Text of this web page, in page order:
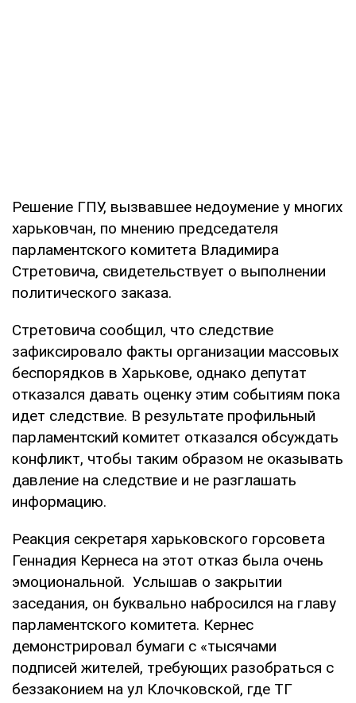
Решение ГПУ, вызвавшее недоумение у многих
харьковчан, по мнению председателя
парламентского комитета Владимира
Стретовича, свидетельствует о выполнении
политического заказа.
Стретовича сообщил, что следствие
зафиксировало факты организации массовых
беспорядков в Харькове, однако депутат
отказался давать оценку этим событиям пока
идет следствие. В результате профильный
парламентский комитет отказался обсуждать
конфликт, чтобы таким образом не оказывать
давление на следствие и не разглашать
информацию.
Реакция секретаря харьковского горсовета
Геннадия Кернеса на этот отказ была очень
эмоциональной. Услышав о закрытии
заседания, он буквально набросился на главу
парламентского комитета. Кернес
демонстрировал бумаги с «тысячами
подписей жителей, требующих разобраться с
беззаконием на ул Клочковской, где ТГ